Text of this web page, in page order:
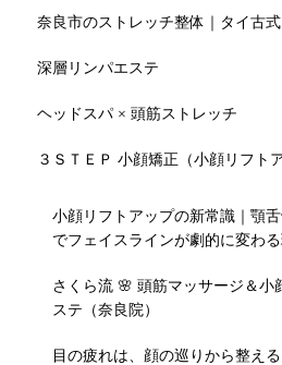
奈良市のストレッチ整体｜タイ古
深層リンパエステ
ヘッドスパ × 頭筋ストレッチ
３ＳＴＥＰ 小顔矯正（小顔リフト
小顔リフトアップの新常識｜顎
でフェイスラインが劇的に変わ
さくら流 🌸 頭筋マッサージ＆小
ステ（奈良院）
目の疲れは、顔の巡りから整え